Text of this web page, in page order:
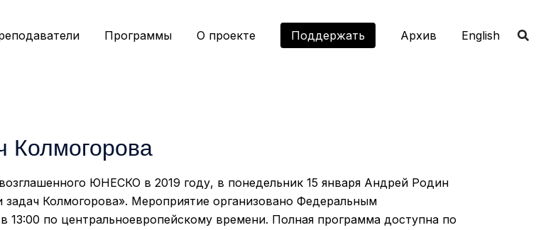
Программы О проекте Поддержать Aрхив English
Колмогорова
ЮНЕСКО в 2019 году, в понедельник 15 января Андрей Родин
Колмогорова». Мероприятие организовано Федеральным
по центральноевропейскому времени. Полная программа доступна по